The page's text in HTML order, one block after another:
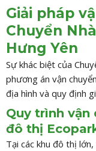
Giải pháp
Chuyển
Hưng Yên
Sự khác biệt của
phương án vận
địa hình và quy định
Quy trình vận
đô thị
Tại các khu đô thị